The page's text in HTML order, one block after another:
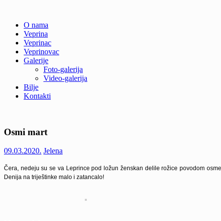
content
Veprina
Veprina(c)
O nama
Veprina
Veprinac
Veprinovac
Galerije
Foto-galerija
Video-galerija
Bilje
Kontakti
Osmi mart
09.03.2020. Jelena
Čera, nedeju su se va Leprince pod ložun ženskan delile rožice povodom
Denija na triještinke malo i zatancalo!